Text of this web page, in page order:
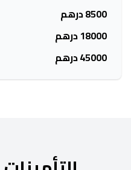
8500 درهم
18000 درهم
45000 درهم